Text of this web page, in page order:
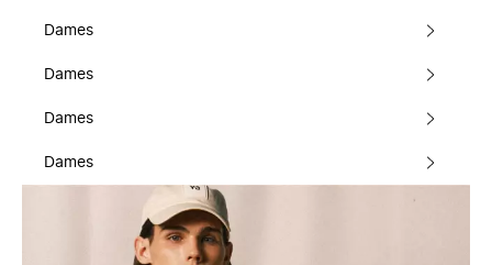
Dames
Dames
Dames
Dames